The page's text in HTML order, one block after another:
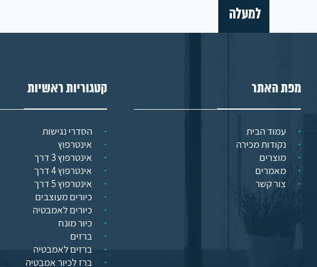
מפת האתר
עמוד הבית
נקודות מכירה
מוצרים
מאמרים
צור קשר
קטגוריות ראשיות
הסדרי נגישות
אינטרפוץ
אינטרפוץ 3 דרך
אינטרפוץ 4 דרך
אינטרפוץ 5 דרך
כיורים מעוצבים
כיורים לאמבטיה
כיור מונח
ברזים
ברזים לאמבטיה
ברז לכיור אמבטיה